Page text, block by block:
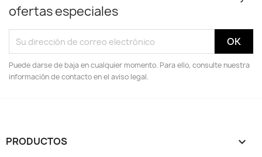
ofertas especiales
Puede darse de baja en cualquier momento. Para ello, consulte nuestra
información de contacto en el aviso legal.
PRODUCTOS 